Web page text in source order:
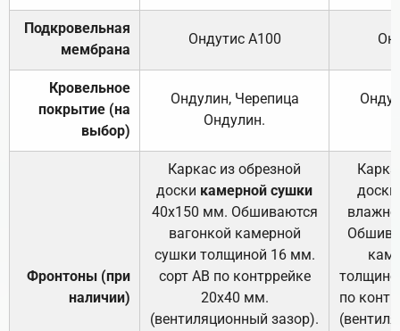
Подкровельная
мембрана
Ондутис А100
Кровельное
покрытие (на
выбор)
Ондулин, Черепица
Ондулин.
Фронтоны (при
наличии)
Каркас из обрезной
доски камерной сушки
40х150 мм. Обшиваются
вагонкой камерной
сушки толщиной 16 мм.
сорт АВ по контррейке
20х40 мм.
(вентиляционный зазор).
доски
по